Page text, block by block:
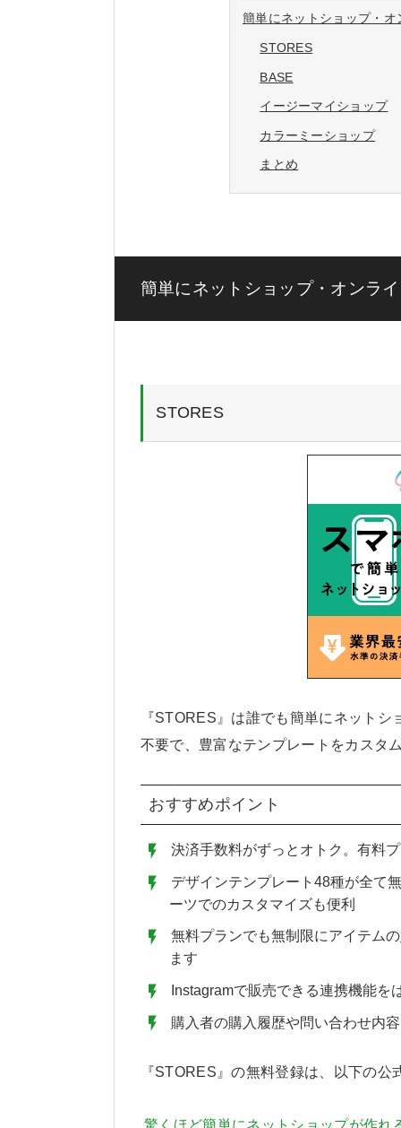
簡単にネットショップ・
STORES
BASE
イージーマイショップ
カラーミーショップ
まとめ
簡単にネットショップ・オンラ
STORES
『STORES』は誰でも簡単にネット
不要で、豊富なテンプレートをカスタ
おすすめポイント
決済手数料がずっとオトク。有料
デザインテンプレート48種が全て
ーツでのカスタマイズも便利
無料プランでも無制限にアイテム
ます
Instagramで販売できる連携機能
購入者の購入履歴や問い合わせ内
『STORES』の無料登録は、以下の公
驚くほど簡単にネットショップが作れ